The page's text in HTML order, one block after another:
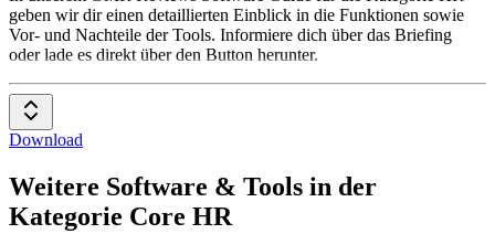
geben wir dir einen detaillierten Einblick in die Funktionen sowie
Vor- und Nachteile der Tools. Informiere dich über das Briefing
oder lade es direkt über den Button herunter.
Download
Weitere Software & Tools in der
Kategorie Core HR